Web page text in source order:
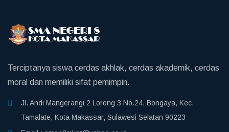
Terciptanya siswa cerdas akhlak, cerdas akademik, cerdas
moral dan memiliki sifat pemimpin.
Jl. Andi Mangerangi 2 Lorong 3 No.24, Bongaya, Kec.
Tamalate, Kota Makassar, Sulawesi Selatan 90223